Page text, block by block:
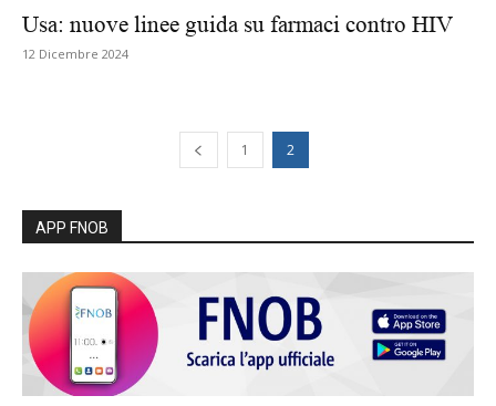
Usa: nuove linee guida su farmaci contro HIV
12 Dicembre 2024
1 2
APP FNOB